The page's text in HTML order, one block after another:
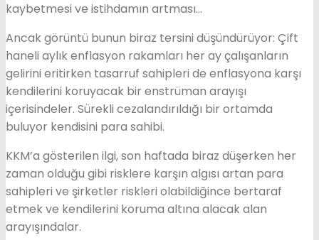
kaybetmesi ve istihdamın artması…
Ancak görüntü bunun biraz tersini düşündürüyor: Çift
haneli aylık enflasyon rakamları her ay çalışanların
gelirini eritirken tasarruf sahipleri de enflasyona karşı
kendilerini koruyacak bir enstrüman arayışı
içerisindeler. Sürekli cezalandırıldığı bir ortamda
buluyor kendisini para sahibi.
KKM’a gösterilen ilgi, son haftada biraz düşerken her
zaman olduğu gibi risklere karşın algısı artan para
sahipleri ve şirketler riskleri olabildiğince bertaraf
etmek ve kendilerini koruma altına alacak alan
arayışındalar.